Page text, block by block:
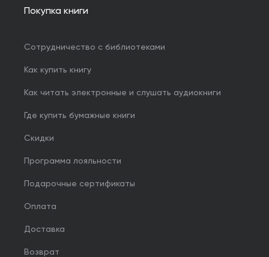
Покупка книги
Сотрудничество с библиотеками
Как купить книгу
Как читать электронные и слушать аудиокниги
Где купить бумажные книги
Скидки
Программа лояльности
Подарочные сертификаты
Оплата
Доставка
Возврат